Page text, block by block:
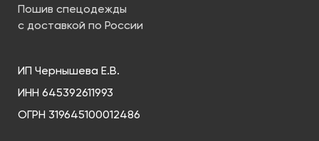
Пошив спецодежды
с доставкой по России
ИП Чернышева Е.В.
ИНН 645392611993
ОГРН 319645100012486